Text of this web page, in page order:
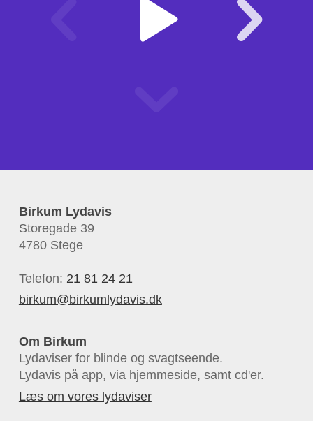
Birkum Lydavis
Storegade 39
4780 Stege
Telefon: 21 81 24 21
birkum@birkumlydavis.dk
Om Birkum
Lydaviser for blinde og svagtseende.
Lydavis på app, via hjemmeside, samt cd'er.
Læs om vores lydaviser